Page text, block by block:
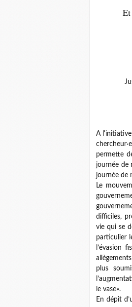
A l'initiative
permette
journée de
journée de
Le
difficiles,
vie qui se
particulier
l’évasion
plus
le vase».
En dépit